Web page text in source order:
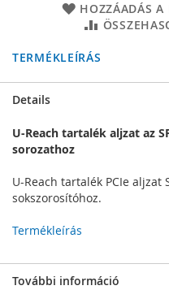
HOZZÁADÁS A
TERMÉKLEÍRÁS
Details
U-Reach tartalék aljzat az
sorozathoz
U-Reach tartalék PCIe aljzat
sokszorosítóhoz.
Termékleírás
További információ